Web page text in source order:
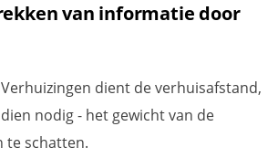
van informatie door
dient de verhuisafstand,
nodig - het gewicht van de
te schatten.